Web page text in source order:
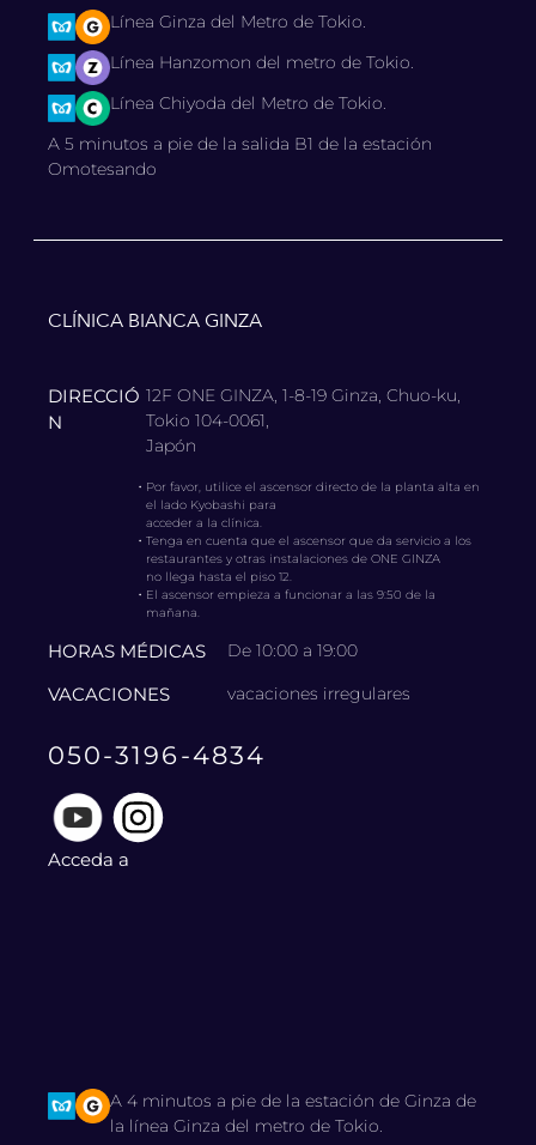
Línea Ginza del Metro de Tokio.
Línea Hanzomon del metro de Tokio.
Línea Chiyoda del Metro de Tokio.
A 5 minutos a pie de la salida B1 de la estación
Omotesando
CLÍNICA BIANCA GINZA
DIRECCIÓ
N
12F ONE GINZA, 1-8-19 Ginza, Chuo-ku,
Tokio 104-0061,
Japón
・ Por favor, utilice el ascensor directo de la planta alta en
el lado Kyobashi para
acceder a la clínica.
・Tenga en cuenta que el ascensor que da servicio a los
restaurantes y otras instalaciones de ONE GINZA
no llega hasta el piso 12.
・ El ascensor empieza a funcionar a las 9:50 de la
mañana.
HORAS MÉDICAS De 10:00 a 19:00
VACACIONES vacaciones irregulares
050-3196-4834
Acceda a
A 4 minutos a pie de la estación de Ginza de
la línea Ginza del metro de Tokio.